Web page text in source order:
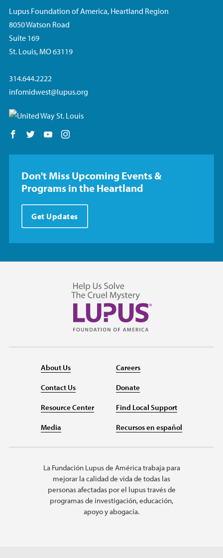
Lupus Foundation of America, Heartland Region
8050 Watson Road
Suite 169
St. Louis, MO 63119
314.644.2222
infomidwest@lupus.org
Follow us on Facebook
Follow us on Twitter
Follow us on YouTube
Don't Miss Upcoming Events &
Programs in the Heartland
Get Updates
About Us
Contact Us
Resource Center
Media
Careers
Donate
Find Local Support
Recursos en español
La Fundación Lupus de América trabaja para
mejorar la calidad de vida de todas las
personas afectadas por el lupus través de
programas de investigación, educación,
apoyo y abogacía.